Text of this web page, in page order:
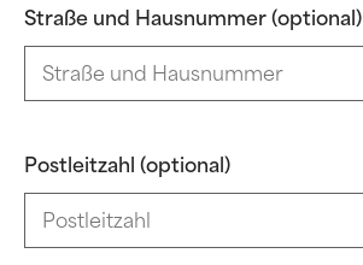
Straße und Hausnummer (optional)
Postleitzahl (optional)